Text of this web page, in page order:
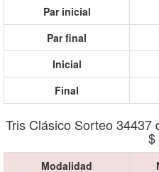
Par inicial
Par final
Inicial
Final
Tris Clásico Sorteo 34437
$
Modalidad